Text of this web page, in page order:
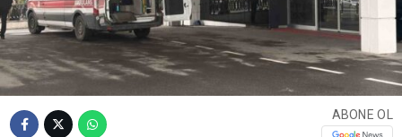
ABONE OL